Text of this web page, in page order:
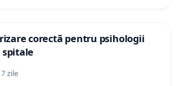
corectă pentru psihologii
spitale
zile